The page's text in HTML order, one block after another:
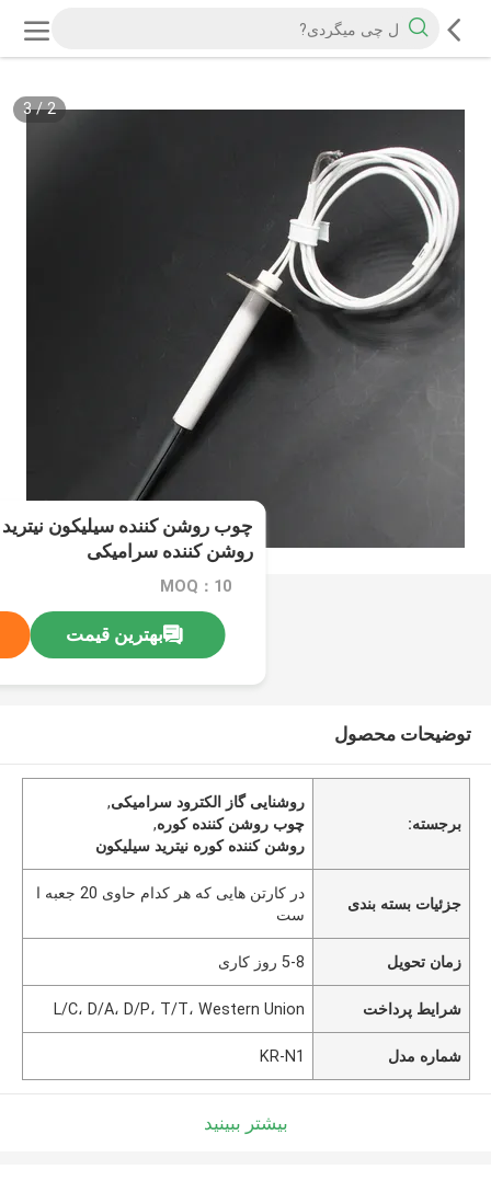
2
/
3
روشن کننده سرامیکی
MOQ：10
بهترین قیمت
توضیحات محصول
برجسته:
روشنایی گاز الکترود سرامیکی,
چوب روشن کننده کوره,
روشن کننده کوره نیترید سیلیکون
جزئیات بسته بندی
در کارتن هایی که هر کدام حاوی 20 جعبه ا
ست
زمان تحویل 5-8 روز کاری
شرایط پرداخت L/C، D/A، D/P، T/T، Western Union
شماره مدل KR-N1
بیشتر ببینید